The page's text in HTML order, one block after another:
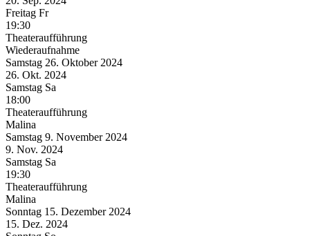
Freitag Fr
19:30
Theateraufführung
Wiederaufnahme
Samstag 26. Oktober 2024
26. Okt. 2024
Samstag Sa
18:00
Theateraufführung
Malina
Samstag 9. November 2024
9. Nov. 2024
Samstag Sa
19:30
Theateraufführung
Malina
Sonntag 15. Dezember 2024
15. Dez. 2024